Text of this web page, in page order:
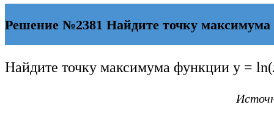
Решение №2381 Найдите точку
Найдите точку максимума функции у = ln(